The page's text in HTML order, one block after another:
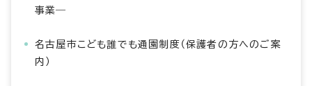
事業―
名古屋市こども誰でも通園制度（保護者の方へのご案
内）